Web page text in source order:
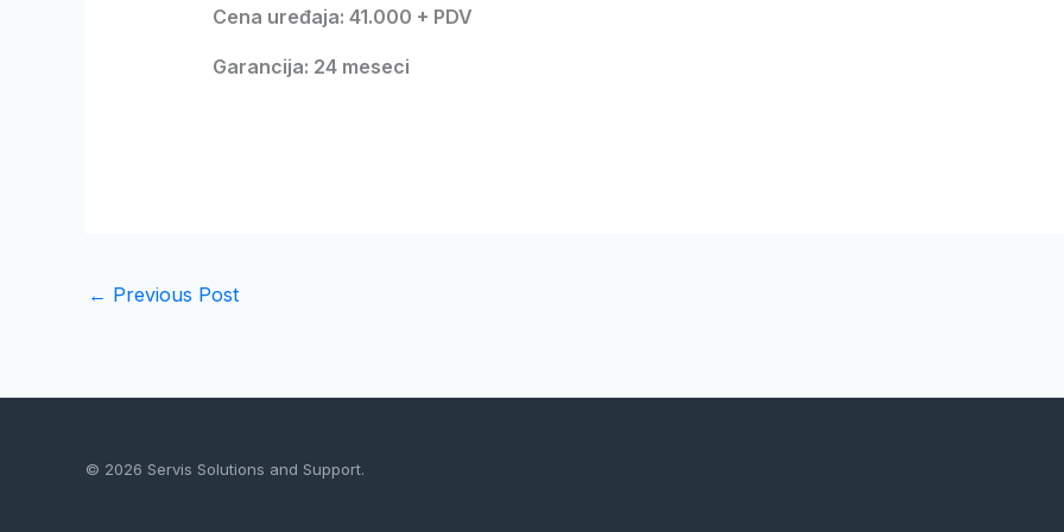
Cena uređaja: 41.000 + PDV
Garancija: 24 meseci
← Previous Post
© 2026 Servis Solutions and Support.